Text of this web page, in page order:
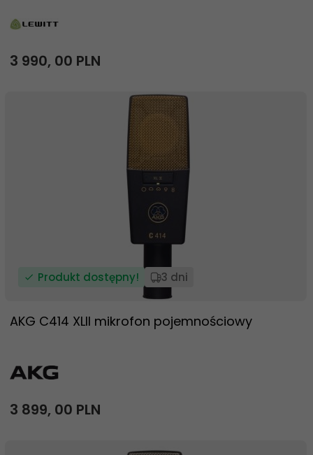
3 990, 00 PLN
Produkt dostępny! 3 dni
AKG C414 XLII mikrofon pojemnościowy
3 899, 00 PLN